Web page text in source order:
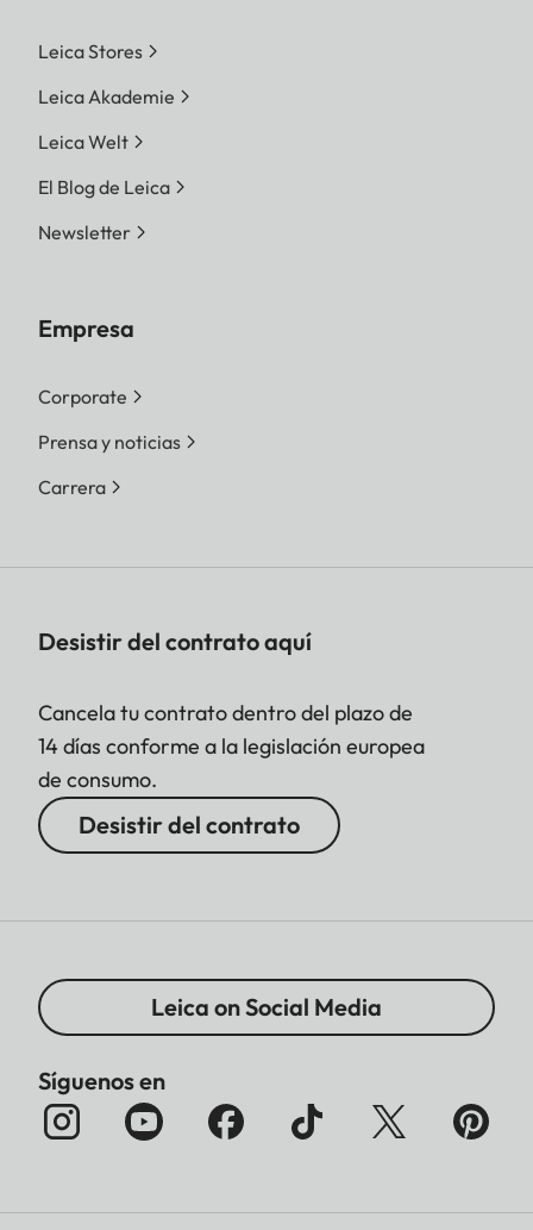
Leica Stores
Leica Akademie
Leica Welt
El Blog de Leica
Newsletter
Empresa
Corporate
Prensa y noticias
Carrera
Desistir del contrato aquí
Cancela tu contrato dentro del plazo de
14 días conforme a la legislación europea
de consumo.
Desistir del contrato
Leica on Social Media
Síguenos en